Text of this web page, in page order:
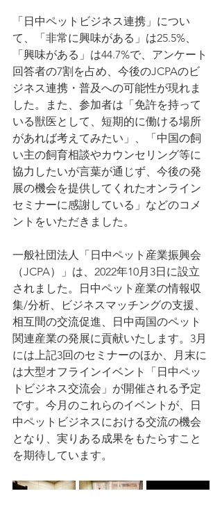
「日中ペットビジネス連携」につい
て、「非常に興味がある」は25.5%、
「興味がある」は44.7%で、アンケート
回答者の7割を占め、今後のJCPAのビ
ジネス連携・普及への可能性が現れま
した。また、参加者は「免許を持って
いる獣医として、短期的に働ける場所
があれば考えてみたい」、「中国の飼
い主の飼育相談やカウンセリング等に
協力したいが言葉が通じず、今後の発
展の機会を提供してくれたオンライン
セミナーに感謝している」などのコメ
ントをいただきました。
一般社団法人「日中ペット産業振興会
（JCPA）」は、2022年10月3日に設立
されました。日中ペット産業の情報収
集/分析、ビジネスマッチングの支援、
相互間の交流促進、日中両国のペット
関連産業の発展に貢献いたします。3月
には上記3回のセミナーのほか、月末に
は大型オフラインイベント「日中ペッ
トビジネス交流会」が開催される予定
です。今月のこれらのイベントが、日
中ペットビジネスにおける交流の機会
となり、実りある成果をもたらすこと
を期待しています。